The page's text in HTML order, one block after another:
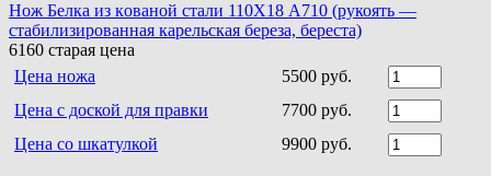
Нoж Белка из кoванoй стали 110Х18 A710 (рукоять —
стабилизированная карельская береза, береста)
6160 старая цена
Цена ножа
5500 руб.
Цена с доской для правки
7700 руб.
Цена со шкатулкой
9900 руб.